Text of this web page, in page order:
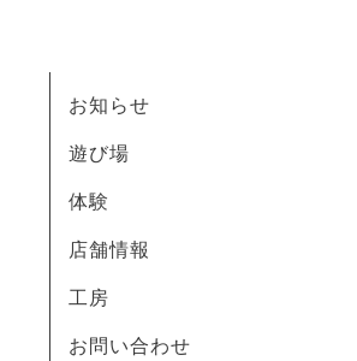
お知らせ
遊び場
体験
店舗情報
工房
お問い合わせ